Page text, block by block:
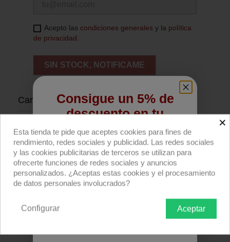
Acepto las condiciones generales y la política
de privacidad.
SIN STOCK, NOTIFICAME
Cantidad
Añadir al carrito
Compra ahora
Rollo filtro Rosco E-colour+ E008 Dark Salmon
×
Esta tienda te pide que aceptes cookies para fines de
rendimiento, redes sociales y publicidad. Las redes sociales
y las cookies publicitarias de terceros se utilizan para
ofrecerte funciones de redes sociales y anuncios
personalizados. ¿Aceptas estas cookies y el procesamiento
de datos personales involucrados?
Aceptar
Configurar
Consigue un 5% de
descuento en tu
primera compra
Regístrate para recibir el descuento.
Email